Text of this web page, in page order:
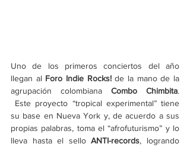
Uno de los primeros conciertos del año
llegan al Foro Indie Rocks! de la mano de la
agrupación colombiana Combo Chimbita.
Este proyecto “tropical experimental” tiene
su base en Nueva York y, de acuerdo a sus
propias palabras, toma el “afrofuturismo” y lo
lleva hasta el sello ANTI-records, logrando